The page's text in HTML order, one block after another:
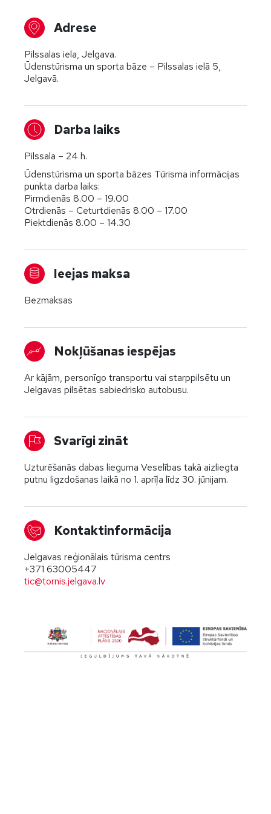
Adrese
Pilssalas iela, Jelgava.
Ūdenstūrisma un sporta bāze – Pilssalas ielā 5,
Jelgavā.
Darba laiks
Pilssala – 24 h.
Ūdenstūrisma un sporta bāzes Tūrisma informācijas
punkta darba laiks:
Pirmdienās 8.00 – 19.00
Otrdienās – Ceturtdienās 8.00 – 17.00
Piektdienās 8.00 – 14.30
Ieejas maksa
Bezmaksas
Nokļūšanas iespējas
Ar kājām, personīgo transportu vai starppilsētu un
Jelgavas pilsētas sabiedrisko autobusu.
Svarīgi zināt
Uzturēšanās dabas lieguma Veselības takā aizliegta
putnu ligzdošanas laikā no 1. aprīļa līdz 30. jūnijam.
Kontaktinformācija
Jelgavas reģionālais tūrisma centrs
+371 63005447
tic@tornis.jelgava.lv